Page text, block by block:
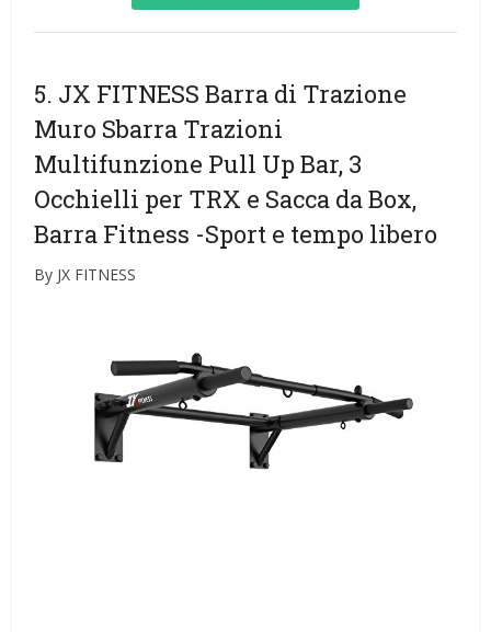
5. JX FITNESS Barra di Trazione
Muro Sbarra Trazioni
Multifunzione Pull Up Bar, 3
Occhielli per TRX e Sacca da Box,
Barra Fitness -Sport e tempo libero
By JX FITNESS